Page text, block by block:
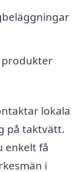
lokala
på taktvätt.
enkelt få
i